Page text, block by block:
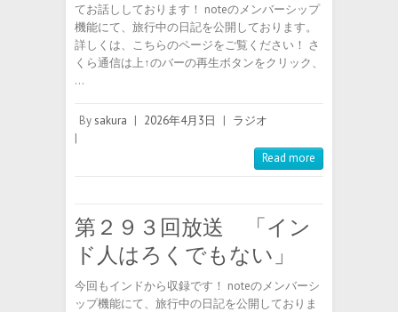
てお話ししております！ noteのメンバーシップ
機能にて、旅行中の日記を公開しております。
詳しくは、こちらのページをご覧ください！ さ
くら通信は上↑のバーの再生ボタンをクリック、
…
Bysakura | 2026年4月3日 | ラジオ
|
Read more
第２９３回放送 「イン
ド人はろくでもない」
今回もインドから収録です！ noteのメンバーシ
ップ機能にて、旅行中の日記を公開しておりま